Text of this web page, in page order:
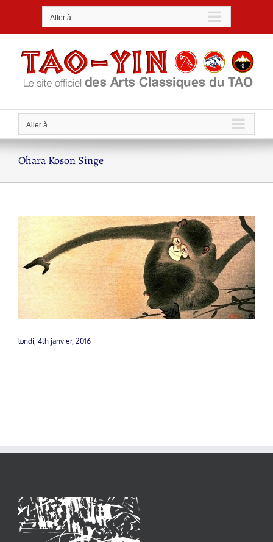
Aller à...
Aller à...
Ohara Koson Singe
lundi, 4th janvier, 2016